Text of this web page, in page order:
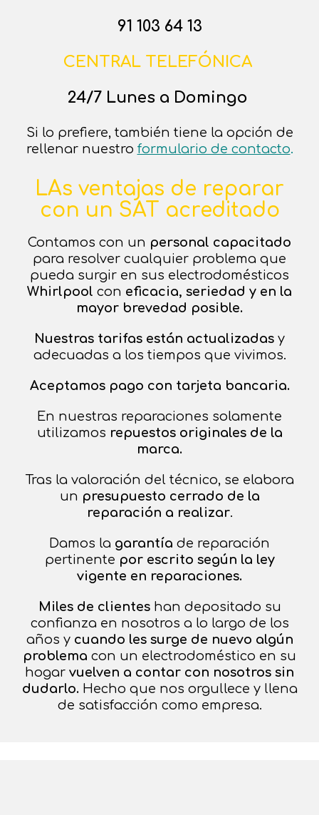
91 103 64 13
CENTRAL TELEFÓNICA
24/7 Lunes a Domingo
Si lo prefiere, también tiene la opción de
rellenar nuestro formulario de contacto.
LAs ventajas de reparar
con un SAT acreditado
Contamos con un personal capacitado
para resolver cualquier problema que
pueda surgir en sus electrodomésticos
Whirlpool con eficacia, seriedad y en la
mayor brevedad posible.
Nuestras tarifas están actualizadas y
adecuadas a los tiempos que vivimos.
Aceptamos pago con tarjeta bancaria.
En nuestras reparaciones solamente
utilizamos repuestos originales de la
marca.
Tras la valoración del técnico, se elabora
un presupuesto cerrado de la
reparación a realizar.
Damos la garantía de reparación
pertinente por escrito según la ley
vigente en reparaciones.
Miles de clienteshan depositado su
confianza en nosotros a lo largo de los
años y cuando les surge de nuevo algún
problema con un electrodoméstico en su
hogar vuelven a contar con nosotros sin
dudarlo.Hecho que nos orgullece y llena
de satisfacción como empresa.